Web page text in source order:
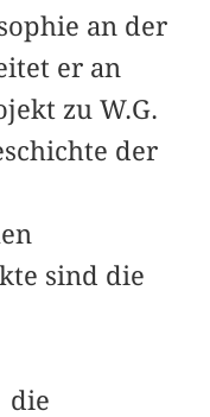
an der
er an
zu W.G.
der
sind die
die